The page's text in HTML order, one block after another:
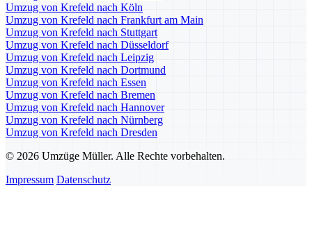
Umzug von Krefeld nach Köln
Umzug von Krefeld nach Frankfurt am Main
Umzug von Krefeld nach Stuttgart
Umzug von Krefeld nach Düsseldorf
Umzug von Krefeld nach Leipzig
Umzug von Krefeld nach Dortmund
Umzug von Krefeld nach Essen
Umzug von Krefeld nach Bremen
Umzug von Krefeld nach Hannover
Umzug von Krefeld nach Nürnberg
Umzug von Krefeld nach Dresden
© 2026 Umzüge Müller. Alle Rechte vorbehalten.
Impressum Datenschutz